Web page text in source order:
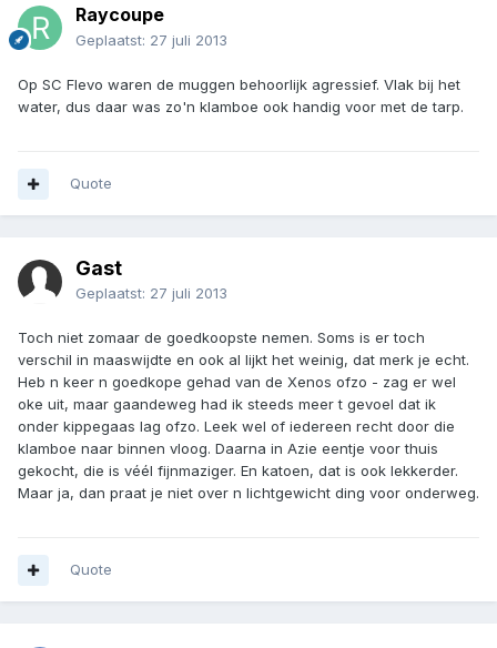
Raycoupe
Geplaatst: 27 juli 2013
Op SC Flevo waren de muggen behoorlijk agressief. Vlak bij het
water, dus daar was zo'n klamboe ook handig voor met de tarp.
Quote
Gast
Geplaatst: 27 juli 2013
Toch niet zomaar de goedkoopste nemen. Soms is er toch
verschil in maaswijdte en ook al lijkt het weinig, dat merk je echt.
Heb n keer n goedkope gehad van de Xenos ofzo - zag er wel
oke uit, maar gaandeweg had ik steeds meer t gevoel dat ik
onder kippegaas lag ofzo. Leek wel of iedereen recht door die
klamboe naar binnen vloog. Daarna in Azie eentje voor thuis
gekocht, die is véél fijnmaziger. En katoen, dat is ook lekkerder.
Maar ja, dan praat je niet over n lichtgewicht ding voor onderweg.
Quote